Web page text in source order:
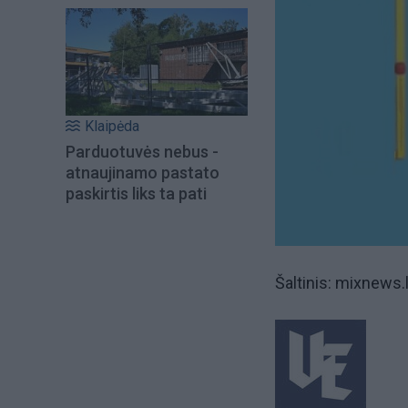
Klaipėda
Parduotuvės nebus -
atnaujinamo pastato
paskirtis liks ta pati
Šaltinis: